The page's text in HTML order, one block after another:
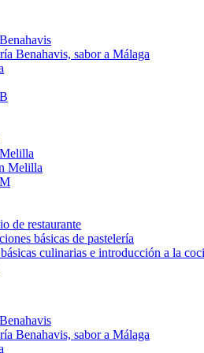
Benahavis, sabor a Málaga
Melilla
de restaurante
básicas de pastelería
culinarias e introducción a la
Benahavis, sabor a Málaga